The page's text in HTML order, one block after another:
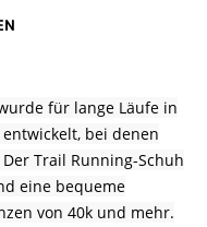
für lange Läufe in
bei denen
Trail Running-Schuh
eine bequeme
von 40k und mehr.